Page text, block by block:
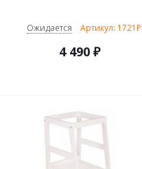
Ожидается Артикул:
4 490₽